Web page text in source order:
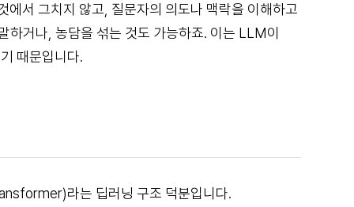
서 그치지 않고, 질문자의 의도나 맥락을 이해하고
거나, 농담을 섞는 것도 가능하죠. 이는 LLM이
때문입니다.
라는 딥러닝 구조 덕분입니다.